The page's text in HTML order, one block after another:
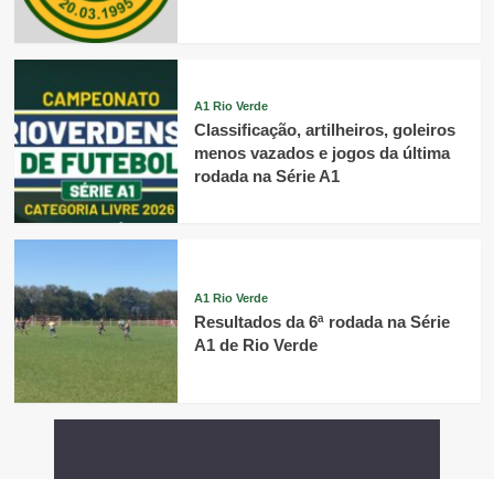
A1 Rio Verde
Classificação, artilheiros, goleiros
menos vazados e jogos da última
rodada na Série A1
A1 Rio Verde
Resultados da 6ª rodada na Série
A1 de Rio Verde